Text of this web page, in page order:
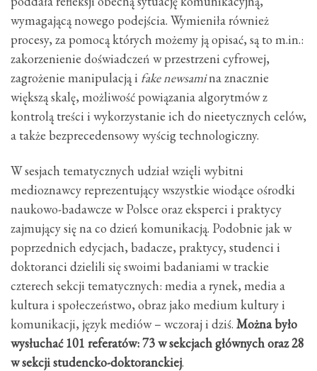
wymagającą nowego podejścia. Wymieniła również
procesy, za pomocą których możemy ją opisać, są to m.in.:
zakorzenienie doświadczeń w przestrzeni cyfrowej,
zagrożenie manipulacją i fake newsamina znacznie
większą skalę, możliwość powiązania algorytmów z
kontrolą treści i wykorzystanie ich do nieetycznych celów,
a także bezprecedensowy wyścig technologiczny.
W sesjach tematycznych udział wzięli wybitni
medioznawcy reprezentujący wszystkie wiodące ośrodki
naukowo-badawcze w Polsce oraz eksperci i praktycy
zajmujący się na co dzień komunikacją. Podobnie jak w
poprzednich edycjach, badacze, praktycy, studenci i
doktoranci dzielili się swoimi badaniami w trackie
czterech sekcji tematycznych: media a rynek, media a
kultura i społeczeństwo, obraz jako medium kultury i
komunikacji, język mediów – wczoraj i dziś. Można było
wysłuchać 101 referatów: 73 w sekcjach głównych oraz 28
w sekcji studencko-doktoranckiej.